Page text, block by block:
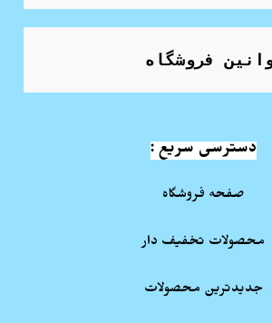
فروشگاه
دسترسی سریع :
صفحه فروشگاه
محصولات تخفیف دار
جدیدترین محصولات